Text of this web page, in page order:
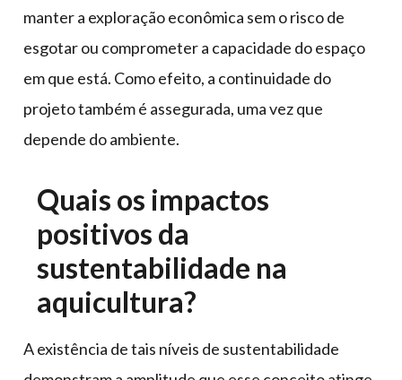
manter a exploração econômica sem o risco de
esgotar ou comprometer a capacidade do espaço
em que está. Como efeito, a continuidade do
projeto também é assegurada, uma vez que
depende do ambiente.
Quais os impactos
positivos da
sustentabilidade na
aquicultura?
A existência de tais níveis de sustentabilidade